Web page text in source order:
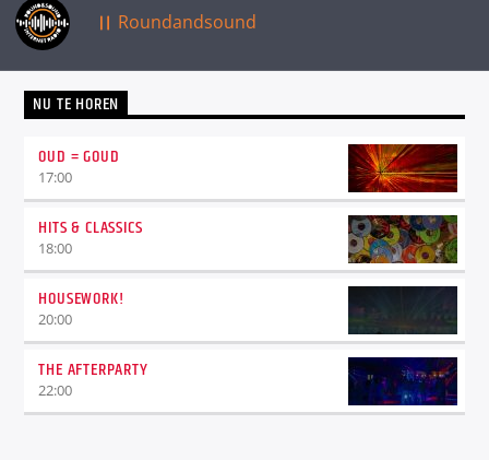
Roundandsound
NU TE HOREN
OUD = GOUD
17:00
HITS & CLASSICS
18:00
HOUSEWORK!
20:00
THE AFTERPARTY
22:00